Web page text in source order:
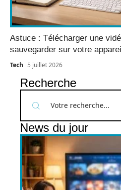
Astuce : Télécharger une
sauvegarder sur votre
Tech 5 juillet 2026
Recherche
News du jour